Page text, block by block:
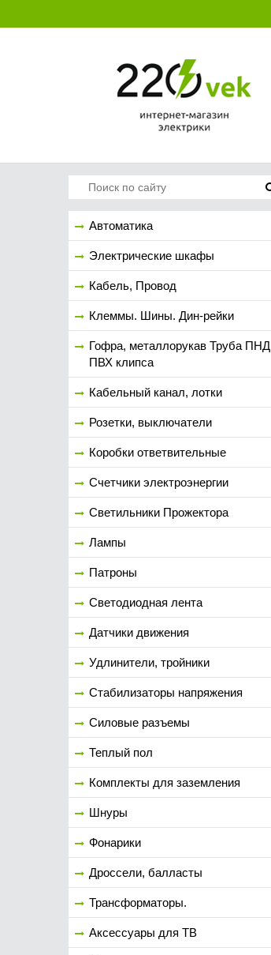
Автоматика
Электрические шкафы
Кабель, Провод
Клеммы. Шины. Дин-рейки
Гофра, металлорукав Труба ПНД
ПВХ клипса
Кабельный канал, лотки
Розетки, выключатели
Коробки ответвительные
Счетчики электроэнергии
Светильники Прожектора
Лампы
Патроны
Светодиодная лента
Датчики движения
Удлинители, тройники
Стабилизаторы напряжения
Силовые разъемы
Теплый пол
Комплекты для заземления
Шнуры
Фонарики
Дроссели, балласты
Трансформаторы.
Аксессуары для ТВ